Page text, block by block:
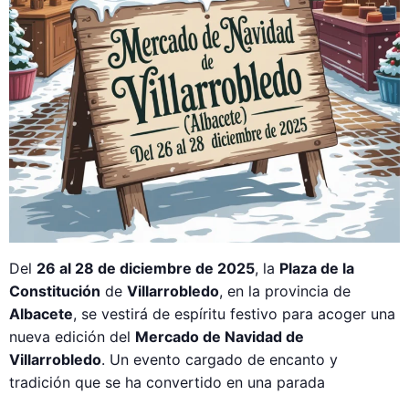
Del 26 al 28 de diciembre de 2025, la Plaza de la
Constitución de Villarrobledo, en la provincia de
Albacete, se vestirá de espíritu festivo para acoger una
nueva edición del Mercado de Navidad de
Villarrobledo. Un evento cargado de encanto y
tradición que se ha convertido en una parada